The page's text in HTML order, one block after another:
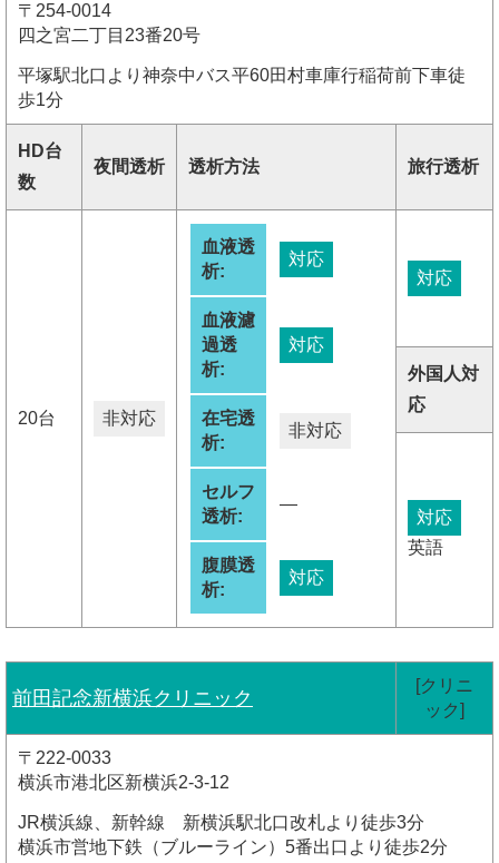
〒254-0014
四之宮二丁目23番20号
平塚駅北口より神奈中バス平60田村車庫行稲荷前下車徒
歩1分
HD台
数
夜間透析 透析方法 旅行透析
20台 非対応
血液透
析:
対応
血液濾
過透
析:
対応
在宅透
析:
非対応
セルフ
透析:
―
腹膜透
析:
対応
対応
外国人対
応
対応
英語
前田記念新横浜クリニック
[クリニ
ック]
〒222-0033
横浜市港北区新横浜2-3-12
JR横浜線、新幹線 新横浜駅北口改札より徒歩3分
横浜市営地下鉄（ブルーライン）5番出口より徒歩2分